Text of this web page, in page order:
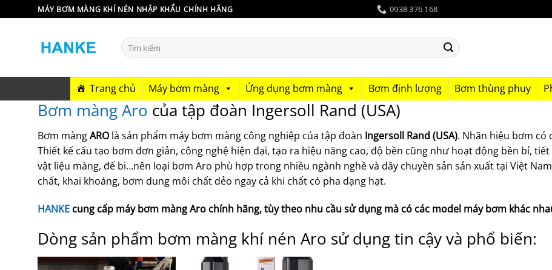
qua
MÁY BƠM MÀNG KHÍ NÉN NHẬP KHẨU CHÍNH HÃNG 0938 376 168
Tìm
kiếm:
Trang chủ Máy bơm màng Ứng dụng bơm màng Bơm định lượng Bơm thùng phuy
Bơm màng Aro của tập đoàn Ingersoll Rand (USA)
Bơm màngAROlà sản phẩm máy bơm màng công nghiệp của tập đoàn Ingersoll Rand (USA). Nhãn hiệu bơm có
Thiết kế cấu tạo bơm đơn giản, công nghệ hiện đại, tạo ra hiệu năng cao, độ bền cũng như hoạt động bền bỉ,
vật liệu màng, đế bi…nên loại bơm Aro phù hợp trong nhiều ngành nghề và dây chuyền sản sản xuất tại Việt
chất, khai khoáng, bơm dung môi chất dẻo ngay cả khi chất có pha dạng hạt.
HANKE cung cấp máy bơm màng Aro chính hãng, tùy theo nhu cầu sử dụng mà có các model máy bơm khác
Dòng sản phẩm bơm màng khí nén Aro sử dụng tin cậy và phổ biến: